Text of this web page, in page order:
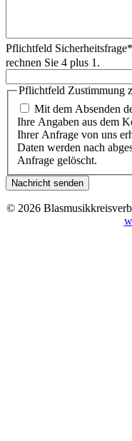
Pflichtfeld Sicherheitsfrage*
rechnen Sie 4 plus 1.
Pflichtfeld Zustimmung
Mit dem Absenden
Ihre Angaben aus dem
Ihrer Anfrage von uns
Daten werden nach
Anfrage gelöscht.
Nachricht senden
© 2026